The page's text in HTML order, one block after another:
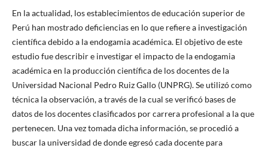
En la actualidad, los establecimientos de educación superior de
Perú han mostrado deficiencias en lo que refiere a investigación
científica debido a la endogamia académica. El objetivo de este
estudio fue describir e investigar el impacto de la endogamia
académica en la producción científica de los docentes de la
Universidad Nacional Pedro Ruiz Gallo (UNPRG). Se utilizó como
técnica la observación, a través de la cual se verificó bases de
datos de los docentes clasificados por carrera profesional a la que
pertenecen. Una vez tomada dicha información, se procedió a
buscar la universidad de donde egresó cada docente para